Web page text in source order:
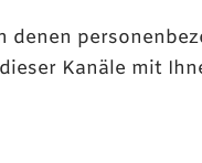
Kanäle mit